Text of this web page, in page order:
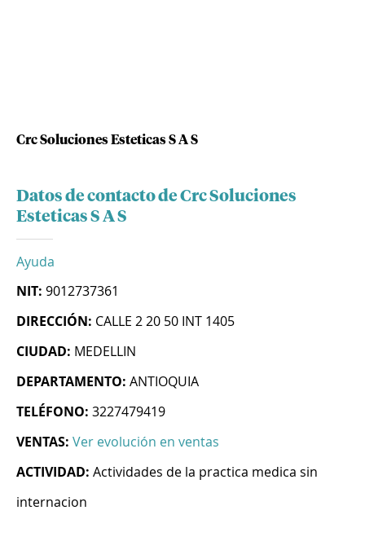
Crc Soluciones Esteticas S A S
Datos de contacto de Crc Soluciones
Esteticas S A S
Ayuda
NIT: 9012737361
DIRECCIÓN: CALLE 2 20 50 INT 1405
CIUDAD: MEDELLIN
DEPARTAMENTO: ANTIOQUIA
TELÉFONO: 3227479419
VENTAS: Ver evolución en ventas
ACTIVIDAD: Actividades de la practica medica sin
internacion